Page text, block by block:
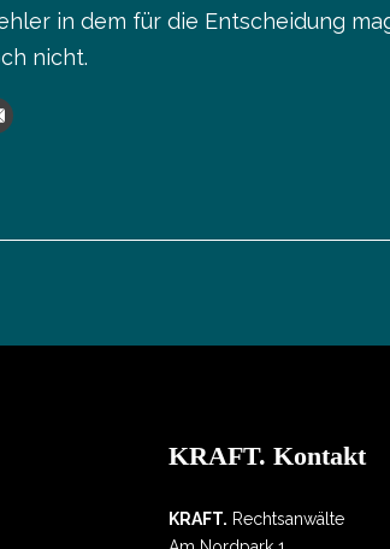
in dem für die Entscheidung
nicht.
KRAFT. Kontakt
KRAFT. Rechtsanwälte